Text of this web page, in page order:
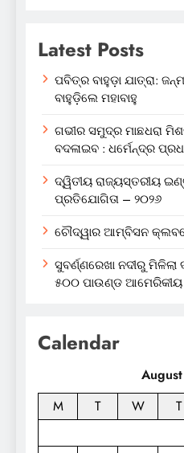
Latest Posts
ପବିତ୍ର ବାହୁଡ଼ା ଯାତ୍ରା:
ବାହୁଡ଼ିଲେ ମହାବାହୁ
ଗଭୀର ସମୁଦ୍ର ମାଛଧରା
ବଦଳାଇବ : ଧର୍ମେନ୍ଦ୍ର
ଦ୍ୱିତୀୟ ରାଜ୍ୟସ୍ତରୀୟ
ପ୍ରତିଯୋଗିତା – ୨୦୨୬
ଚୌଦ୍ୱାର ଆମ୍ବିସନ
ସୁବର୍ଣ୍ଣରେଖା ନଦୀରୁ
୫୦୦ ପାଉଣ୍ଡ ଆମେରିକୀୟ
Calendar
M
T W T